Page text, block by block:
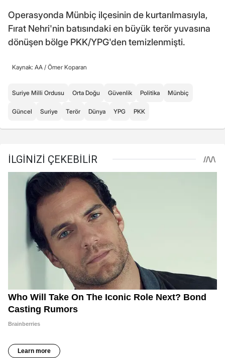
Operasyonda Münbiç ilçesinin de kurtarılmasıyla,
Fırat Nehri'nin batısındaki en büyük terör yuvasına
dönüşen bölge PKK/YPG'den temizlenmişti.
Kaynak: AA / Ömer Koparan
Suriye Milli Ordusu Orta Doğu Güvenlik Politika Münbiç
Güncel Suriye Terör Dünya YPG PKK